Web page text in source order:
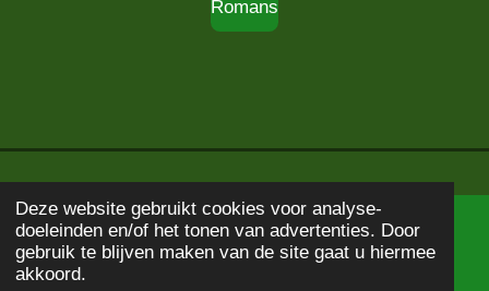
Deze website gebruikt cookies voor analyse-
doeleinden en/of het tonen van advertenties. Door
gebruik te blijven maken van de site gaat u hiermee
akkoord.
Romans
© 2020 - 2026Boekbeschrijving
Powered byJouwWeb